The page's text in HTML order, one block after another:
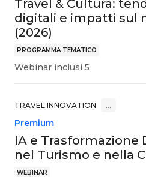
PROGRAMMA TEMATICO
Travel & Cultura:
digitali e impatti sul
(2026)
Webinar inclusi 5
TRAVEL INNOVATION …
WEBINAR
IA e Trasformazione
nel Turismo e nella
Premium